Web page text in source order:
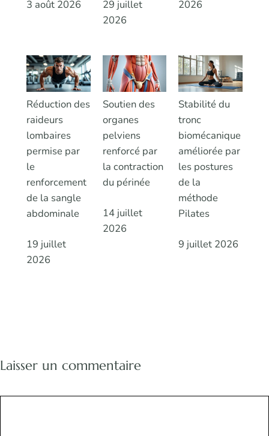
3 août 2026
29 juillet
2026
2026
Réduction des
raideurs
lombaires
permise par
le
renforcement
de la sangle
abdominale
19 juillet
2026
Soutien des
organes
pelviens
renforcé par
la contraction
du périnée
14 juillet
2026
Stabilité du
tronc
biomécanique
améliorée par
les postures
de la
méthode
Pilates
9 juillet 2026
Laisser un commentaire